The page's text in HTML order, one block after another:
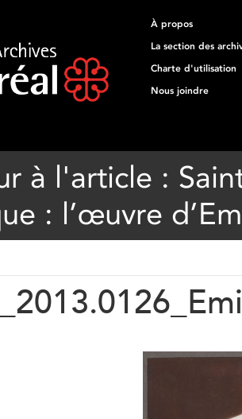
À propos
La section des
Charte d'utilisation
Nous joindre
à l'article :
: l’œuvre